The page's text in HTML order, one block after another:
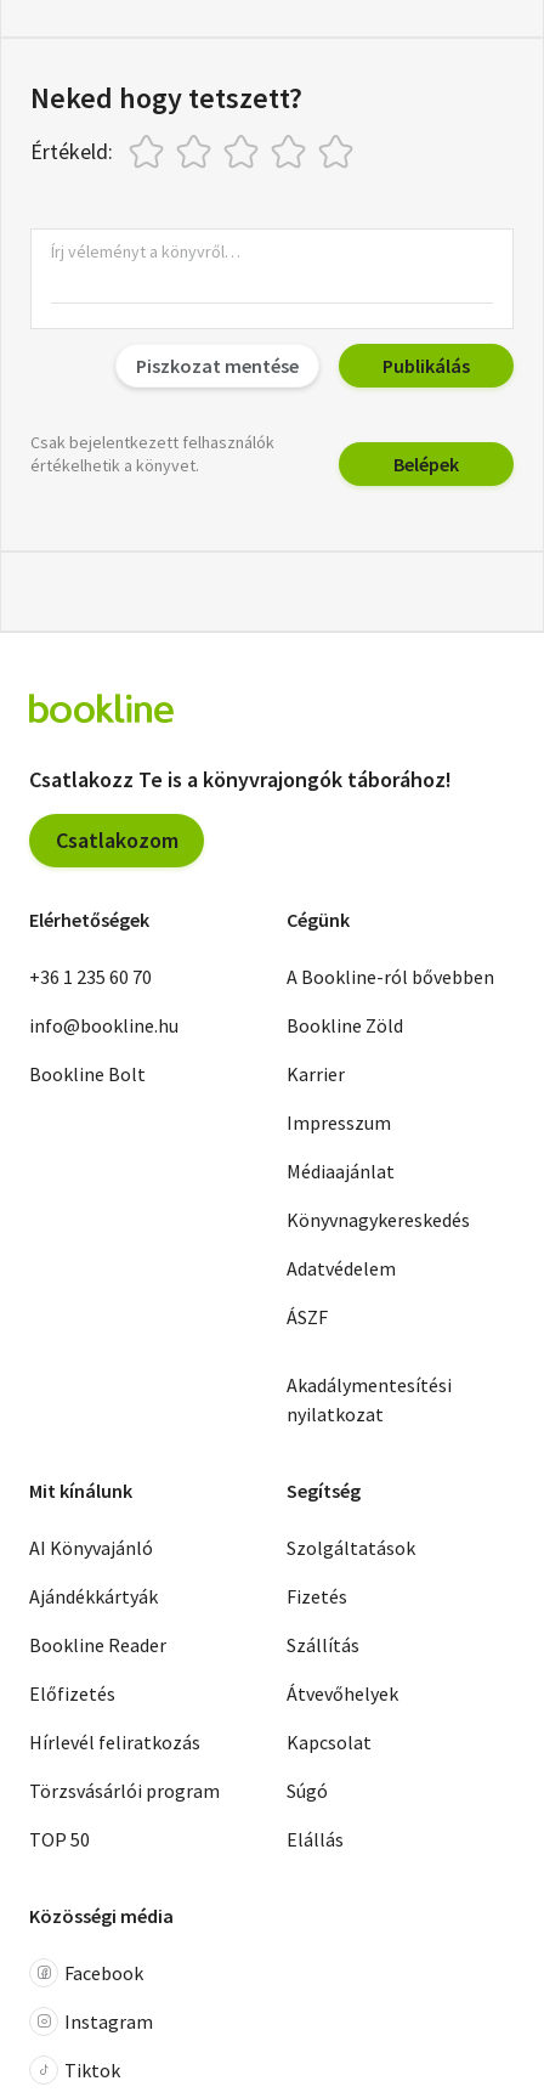
Neked hogy tetszett?
Értékeld:
Piszkozat mentése Publikálás
Csak bejelentkezett felhasználók
értékelhetik a könyvet.
Belépek
Csatlakozz Te is a könyvrajongók táborához!
Csatlakozom
Elérhetőségek
+36 1 235 60 70
info@bookline.hu
Bookline Bolt
Cégünk
A Bookline-ról bővebben
Bookline Zöld
Karrier
Impresszum
Médiaajánlat
Könyvnagykereskedés
Adatvédelem
ÁSZF
Akadálymentesítési
nyilatkozat
Mit kínálunk
AI Könyvajánló
Ajándékkártyák
Bookline Reader
Előfizetés
Hírlevél feliratkozás
Törzsvásárlói program
TOP 50
Segítség
Szolgáltatások
Fizetés
Szállítás
Átvevőhelyek
Kapcsolat
Súgó
Elállás
Közösségi média
Facebook
Instagram
Tiktok